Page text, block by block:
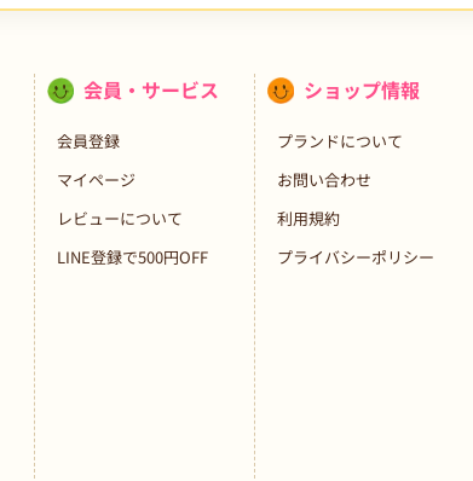
会員・サービス
会員登録
マイページ
レビューについて
LINE登録で500円OFF
ショップ情報
プランドについて
お問い合わせ
利用規約
プライバシーポリシー